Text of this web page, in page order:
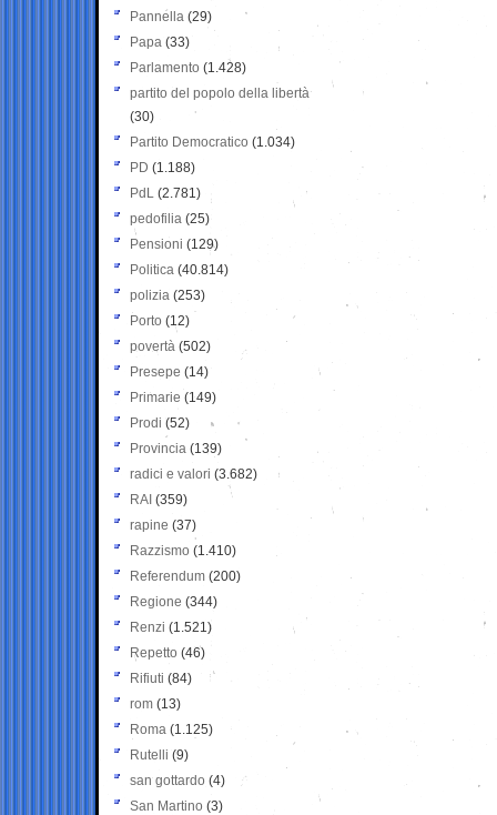
Pannella (29)
Papa (33)
Parlamento (1.428)
partito del popolo della libertà
(30)
Partito Democratico (1.034)
PD (1.188)
PdL (2.781)
pedofilia (25)
Pensioni (129)
Politica (40.814)
polizia (253)
Porto (12)
povertà (502)
Presepe (14)
Primarie (149)
Prodi (52)
Provincia (139)
radici e valori (3.682)
RAI (359)
rapine (37)
Razzismo (1.410)
Referendum (200)
Regione (344)
Renzi (1.521)
Repetto (46)
Rifiuti (84)
rom (13)
Roma (1.125)
Rutelli (9)
san gottardo (4)
San Martino (3)